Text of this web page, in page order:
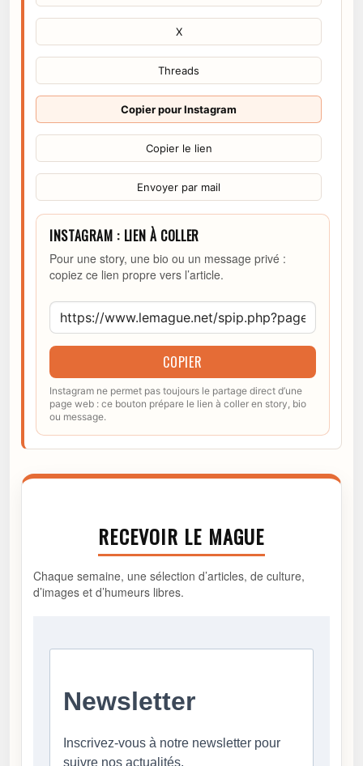
X
Threads
Copier pour Instagram
Copier le lien
Envoyer par mail
INSTAGRAM : LIEN À COLLER
Pour une story, une bio ou un message privé :
copiez ce lien propre vers l’article.
COPIER
Instagram ne permet pas toujours le partage direct d’une
page web : ce bouton prépare le lien à coller en story, bio
ou message.
RECEVOIR LE MAGUE
Chaque semaine, une sélection d’articles, de culture,
d’images et d’humeurs libres.